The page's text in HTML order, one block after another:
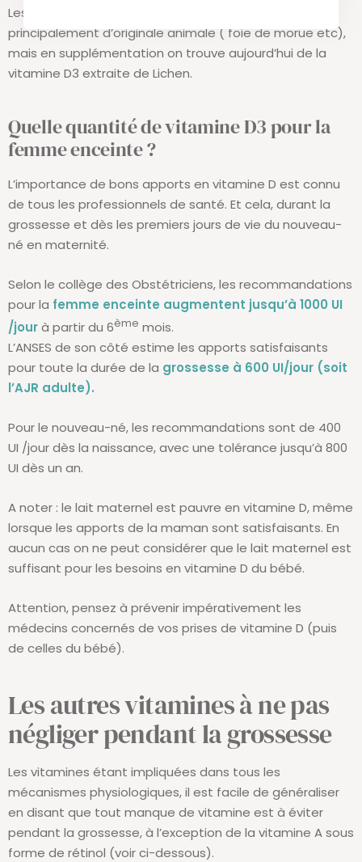
Les sources alimentaires de vitamine D sont
principalement d’originale animale ( foie de morue etc),
mais en supplémentation on trouve aujourd’hui de la
vitamine D3 extraite de Lichen.
Quelle quantité de vitamine D3 pour la
femme enceinte ?
L’importance de bons apports en vitamine D est connu
de tous les professionnels de santé. Et cela, durant la
grossesse et dès les premiers jours de vie du nouveau-
né en maternité.
Selon le collège des Obstétriciens, les recommandations
pour la femme enceinte augmentent jusqu’à 1000 UI
/jourà partir du 6ème mois.
L’ANSES de son côté estime les apports satisfaisants
pour toute la durée de la grossesse à 600 UI/jour (soit
l’AJR adulte).
Pour le nouveau-né, les recommandations sont de 400
UI /jour dès la naissance, avec une tolérance jusqu’à 800
UI dès un an.
A noter : le lait maternel est pauvre en vitamine D, même
lorsque les apports de la maman sont satisfaisants. En
aucun cas on ne peut considérer que le lait maternel est
suffisant pour les besoins en vitamine D du bébé.
Attention, pensez à prévenir impérativement les
médecins concernés de vos prises de vitamine D (puis
de celles du bébé).
Les autres vitamines à ne pas
négliger pendant la grossesse
Les vitamines étant impliquées dans tous les
mécanismes physiologiques, il est facile de généraliser
en disant que tout manque de vitamine est à éviter
pendant la grossesse, à l’exception de la vitamine A sous
forme de rétinol (voir ci-dessous).